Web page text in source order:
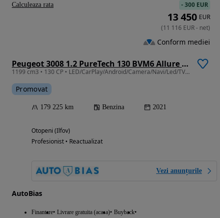
Peugeot 3008 1.2 PureTech 130 BVM6 Allure Pack
1199 cm3 • 130 CP • LED/CarPlay/Android/Camera/Navi/Led/TVA/Leasing - Rate FARA AVANS
Promovat
179 225 km Benzina 2021
Otopeni (Ilfov)
Profesionist • Reactualizat
Vezi anunțurile
AutoBias
Finantare Livrare gratuita (acasa) Buyback
-300 EUR
13 450 EUR
(11 116 EUR- net)
Conform mediei
Calculeaza rata